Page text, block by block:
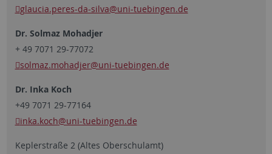
glaucia.peres-da-silva@uni-tuebingen.de
Dr. Solmaz Mohadjer
+ 49 7071 29-77072
solmaz.mohadjer@uni-tuebingen.de
Dr. Inka Koch
+49 7071 29-77164
inka.koch@uni-tuebingen.de
Keplerstraße 2 (Altes Oberschulamt)